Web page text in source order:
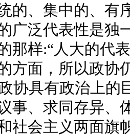
的、集中的、有
广泛代表性是独
那样:“人大的代
方面，所以政协
具有政治上的
事、求同存异、
社会主义两面旗